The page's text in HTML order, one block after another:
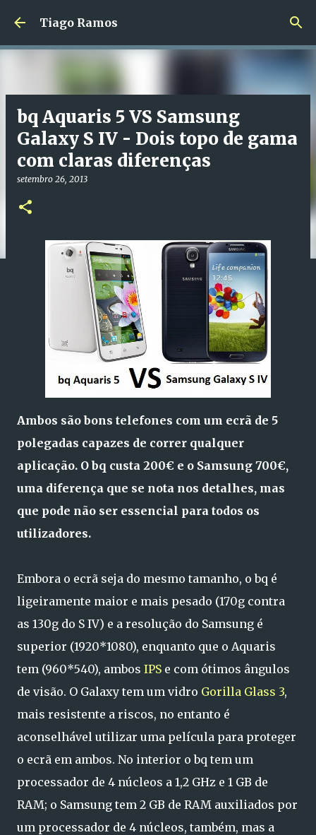
Avançar para o conteúdo principal
Tiago Ramos
bq Aquaris 5 VS Samsung
Galaxy S IV - Dois topo de gama
com claras diferenças
setembro 26, 2013
Ambos são bons telefones com um ecrã de 5
polegadas capazes de correr qualquer
aplicação. O bq custa 200€ e o Samsung 700€,
uma diferença que se nota nos detalhes, mas
que pode não ser essencial para todos os
utilizadores.
Embora o ecrã seja do mesmo tamanho, o bq é
ligeiramente maior e mais pesado (170g contra
as 130g do S IV) e a resolução do Samsung é
superior (1920*1080), enquanto que o Aquaris
tem (960*540), ambos IPS e com ótimos ângulos
de visão. O Galaxy tem um vidro Gorilla Glass 3,
mais resistente a riscos, no entanto é
aconselhável utilizar uma película para proteger
o ecrã em ambos. No interior o bq tem um
processador de 4 núcleos a 1,2 GHz e 1 GB de
RAM; o Samsung tem 2 GB de RAM auxiliados por
um processador de 4 núcleos, também, mas a